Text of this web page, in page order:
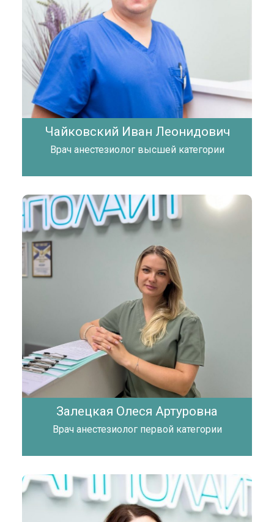
Чайковский Иван Леонидович
Врач анестезиолог высшей категории
Залецкая Олеся Артуровна
Врач анестезиолог первой категории